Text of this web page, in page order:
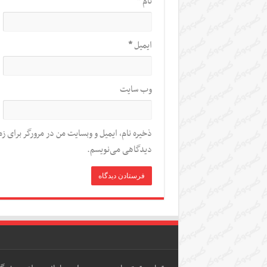
ایمیل*
وب‌ سایت
ذخیره نام، ایمیل و وبسایت من در مرورگر برای
دیدگاهی می‌نویسم.